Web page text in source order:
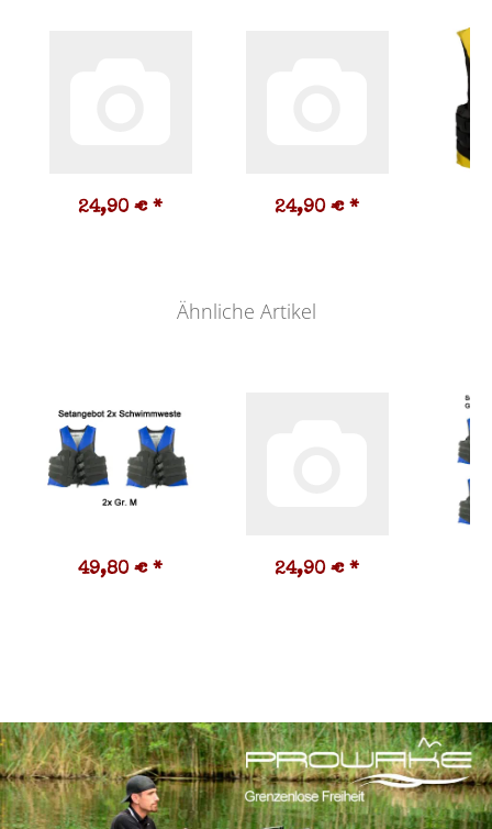
24,90 € * 24,90 € *
Ähnliche Artikel
49,80 € * 24,90 € *